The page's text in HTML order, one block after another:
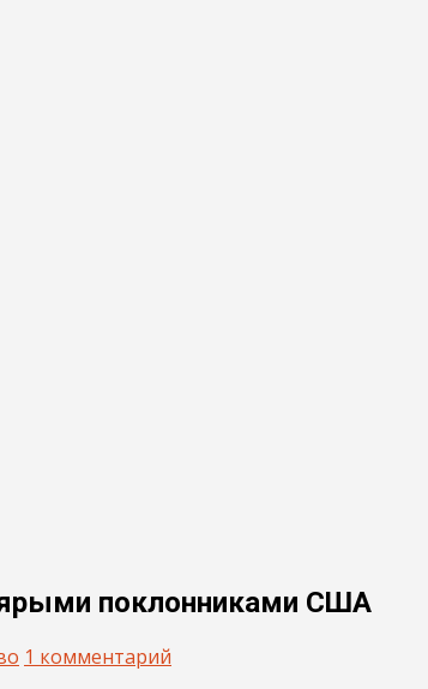
ярыми поклонниками США
1 комментарий